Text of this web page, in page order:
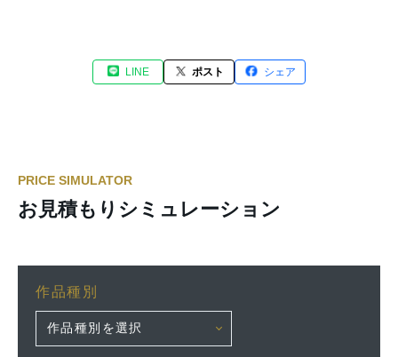
LINE ポスト シェア
PRICE SIMULATOR
お見積もりシミュレーション
作品種別